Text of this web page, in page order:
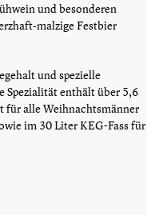
und besonderen
malzige Festbier
und spezielle
Spezialität enthält über 5,6
für alle Weihnachtsmänner
im 30 Liter KEG-Fass für